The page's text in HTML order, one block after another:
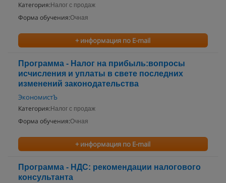
Категория: Налог с продаж
Форма обучения:Очная
+ информация по E-mail
Программа - Налог на прибыль:вопросы
исчисления и уплаты в свете последних
изменений законодательства
ЭкономистЪ
Категория: Налог с продаж
Форма обучения:Очная
+ информация по E-mail
Программа - НДС: рекомендации налогового
консультанта